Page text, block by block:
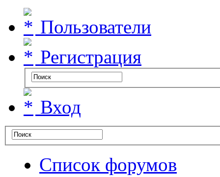
Пользователи
Регистрация
Вход
Список форумов